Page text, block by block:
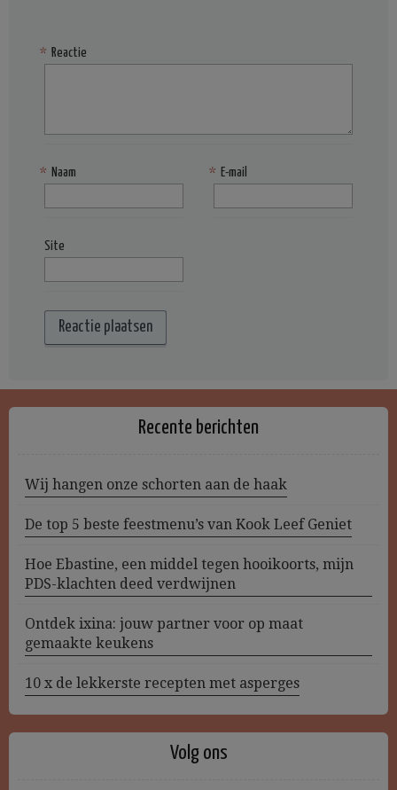
Reactie
*
Naam
* E-mail
*
Site
Recente berichten
Wij hangen onze schorten aan de haak
De top 5 beste feestmenu’s van Kook Leef Geniet
Hoe Ebastine, een middel tegen hooikoorts, mijn
PDS-klachten deed verdwijnen
Ontdek ixina: jouw partner voor op maat
gemaakte keukens
10 x de lekkerste recepten met asperges
Volg ons